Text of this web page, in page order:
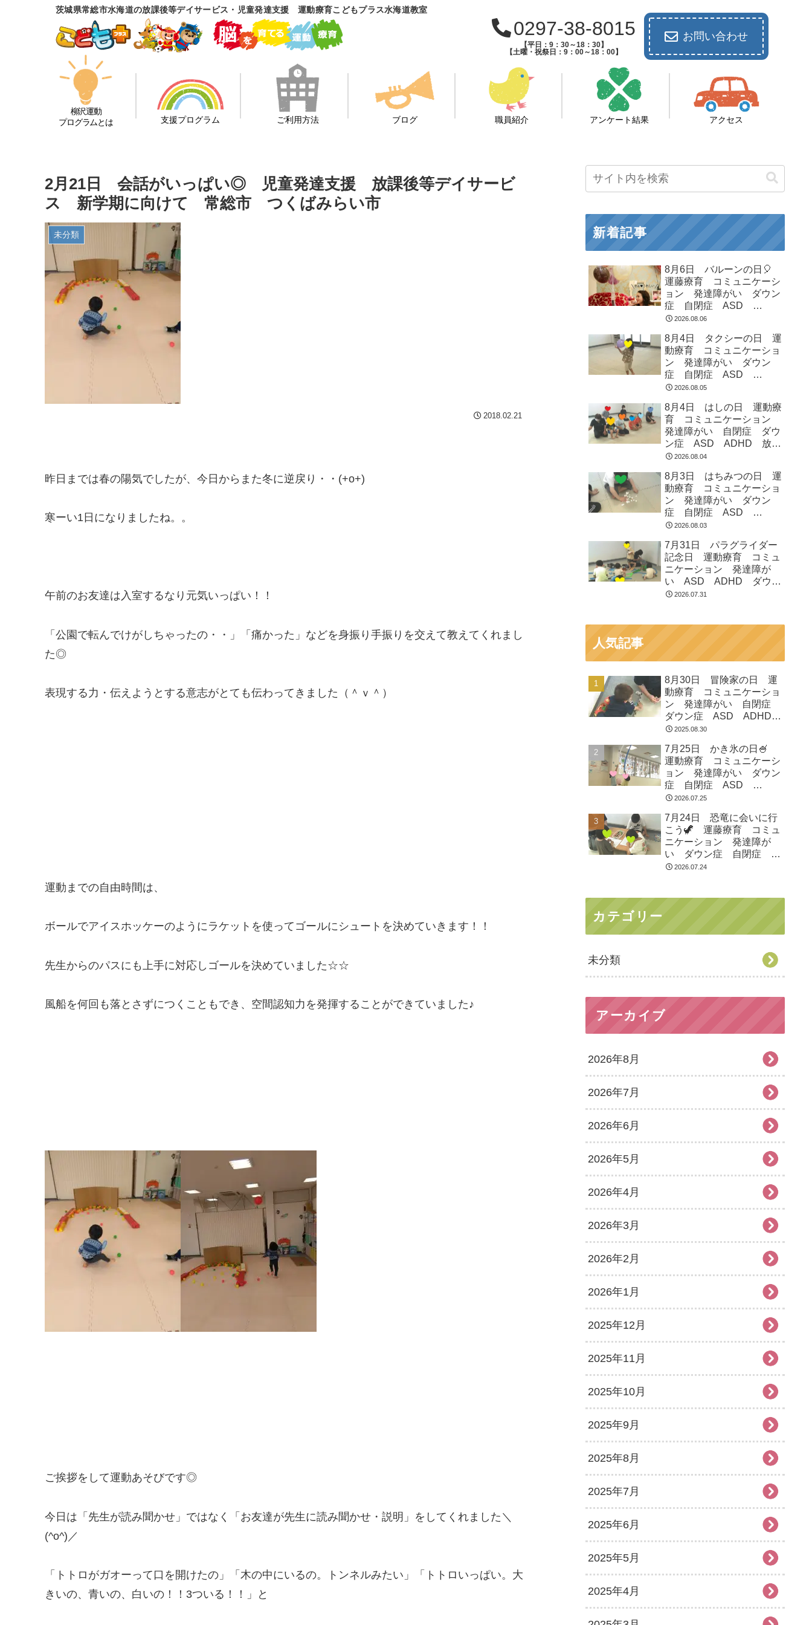
茨城県常総市水海道の放課後等デイサービス・児童発達支援 運動療育こどもプラス水海道教室
0297-38-8015
【平日：9：30～18：30】
【土曜・祝祭日：9：00～18：00】
お問い合わせ
柳沢運動
プログラムとは
支援プログラム ご利用方法 ブログ 職員紹介 アンケート結果 アクセス
2月21日 会話がいっぱい◎ 児童発達支援 放課後等デイサービ
ス 新学期に向けて 常総市 つくばみらい市
未分類
2018.02.21
昨日までは春の陽気でしたが、今日からまた冬に逆戻り・・(+o+)
寒ーい1日になりましたね。。
午前のお友達は入室するなり元気いっぱい！！
「公園で転んでけがしちゃったの・・」「痛かった」などを身振り手振りを交えて教えてくれまし
た◎
表現する力・伝えようとする意志がとても伝わってきました（＾ｖ＾）
運動までの自由時間は、
ボールでアイスホッケーのようにラケットを使ってゴールにシュートを決めていきます！！
先生からのパスにも上手に対応しゴールを決めていました☆☆
風船を何回も落とさずにつくこともでき、空間認知力を発揮することができていました♪
ご挨拶をして運動あそびです◎
今日は「先生が読み聞かせ」ではなく「お友達が先生に読み聞かせ・説明」をしてくれました＼
(^o^)／
「トトロがガオーって口を開けたの」「木の中にいるの。トンネルみたい」「トトロいっぱい。大
きいの、青いの、白いの！！3ついる！！」と
新着記事
8月6日 バルーンの日🎈
運藤療育 コミュニケーシ
ョン 発達障がい ダウン
症 自閉症 ASD
ADHD 児童発達支援 放
市 つくばみらい市 坂東
市 守谷市
2026.08.06
8月4日 タクシーの日 運
動療育 コミュニケーショ
ン 発達障がい ダウン
症 自閉症 ASD
ADHD 児童発達支援 放
市 つくばみらい市 坂東
市 守谷市
2026.08.05
8月4日 はしの日 運動療
育 コミュニケーション
発達障がい 自閉症 ダウ
ン症 ASD ADHD 放課
後等デイサービス 児童発
らい市 坂東市 守谷市
2026.08.04
8月3日 はちみつの日 運
動療育 コミュニケーショ
ン 発達障がい ダウン
症 自閉症 ASD
ADHD 児童発達支援 放
市 つくばみらい市 坂東
市 守谷市
2026.08.03
7月31日 パラグライダー
記念日 運動療育 コミュ
ニケーション 発達障が
い ASD ADHD ダウン
症 児童発達支援 放課後
2026.07.31
人気記事
8月30日 冒険家の日 運
動療育 コミュニケーショ
ン 発達障がい 自閉症
ダウン症 ASD ADHD
放課後等デイサービス 児
ばみらい市 坂東市 守谷
市
2025.08.30
7月25日 かき氷の日🍧
運動療育 コミュニケーシ
ョン 発達障がい ダウン
症 自閉症 ASD
ADHD 児童発達支援 放
市 つくばみらい市 坂東
市 守谷市
2026.07.25
7月24日 恐竜に会いに行
こう🦖 運藤療育 コミュ
ニケーション 発達障が
い ダウン症 自閉症
ASD ADHD 児童発達支
2026.07.24
カテゴリー
未分類
アーカイブ
2026年8月
2026年7月
2026年6月
2026年5月
2026年4月
2026年3月
2026年2月
2026年1月
2025年12月
2025年11月
2025年10月
2025年9月
2025年8月
2025年7月
2025年6月
2025年5月
2025年4月